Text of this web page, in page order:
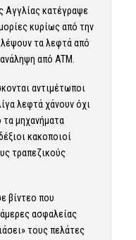
Αγγλίας κατέγραψε
κυρίως από την
τα λεφτά από
από ATM.
αντιμέτωποι
λεφτά χάνουν όχι
μηχανήματα
κακοποιοί
τραπεζικούς
βίντεο που
ασφαλείας
τους πελάτες